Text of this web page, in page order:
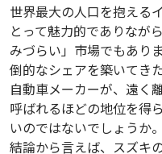
世界最大の人口を抱える
とって魅力的でありなが
みづらい」市場でもあり
倒的なシェアを築いてき
自動車メーカーが、遠く
呼ばれるほどの地位を得
いのではないでしょうか。
結論から言えば、スズキ